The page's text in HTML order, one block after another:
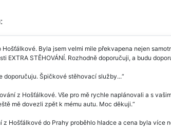
Byla jsem velmi mile překvapena nejen
EXTRA STĚHOVÁNÍ. Rozhodně doporučuji, a budu
doporučuju. Špičkové stěhovací služby...
z Hošťálkové. Vše pro mě rychle naplánovali a s
mě dovezli zpět k mému autu. Moc děkuji.
Hošťálkové do Prahy proběhlo hladce a cena byla více